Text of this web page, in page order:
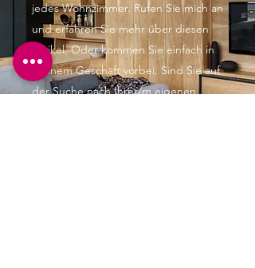
jedes Wohnzimmer. Rufen Sie mich an
und erfahren Sie mehr über diesen
Artikel. Oder kommen Sie einfach in
meinem Geschäft vorbei. Sind Sie auf
der Suche nach Ihrer/m eigenen